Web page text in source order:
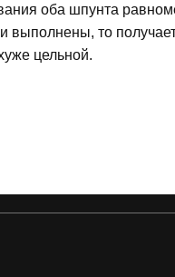
оба шпунта
выполнены, то
цельной.